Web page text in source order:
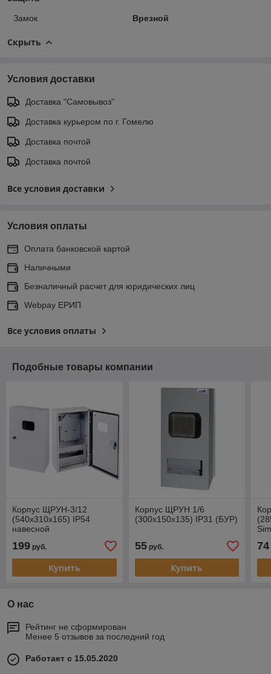
Замок Врезной
Скрыть
Условия доставки
Доставка "Самовывоз"
Доставка курьером по г. Гомелю
Доставка почтой
Доставка почтой
Все условия доставки
Условия оплаты
Оплата банковской картой
Наличными
Безналичный расчет для юридических лиц
Webpay ЕРИП
Все условия оплаты
Подобные товары компании
Корпус ЩРУН-3/12
(540х310х165) IP54
навесной
199 руб.
Купить
Корпус ЩРУН 1/6
(300х150х135) IP31 (БУР)
55руб.
Купить
74
О нас
Рейтинг не сформирован
Менее 5 отзывов за последний год
Работает с 15.05.2020